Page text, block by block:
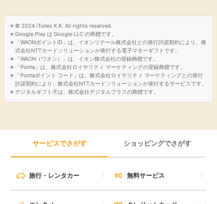
済でも利用金額に応じたVポイントがたまります。
また、たまったVポイントは世界のVisa加盟店と日本全国のV
ポイント提携先でのショッピングに加えてローンの返済にもご
利用頂けます。
© 2024 iTunes K.K. All rights reserved.
Google Play は Google LLC の商標です。
「WAONポイントID」は、イオンリテール株式会社との発行許諾契約により、株
式会社NTTカードソリューションが発行する電子マネーギフトです。
「WAON（ワオン）」は、イオン株式会社の登録商標です。
「Ponta」は、株式会社ロイヤリティ マーケティングの登録商標です。
「Pontaポイント コード」は、株式会社ロイヤリティ マーケティングとの発行
許諾契約により、株式会社NTTカードソリューションが発行するサービスです。
デジタルギフト🄬は、株式会社デジタルプラスの商標です。
サービスでさがす ショッピングでさがす
旅行・レンタカー 無料サービス